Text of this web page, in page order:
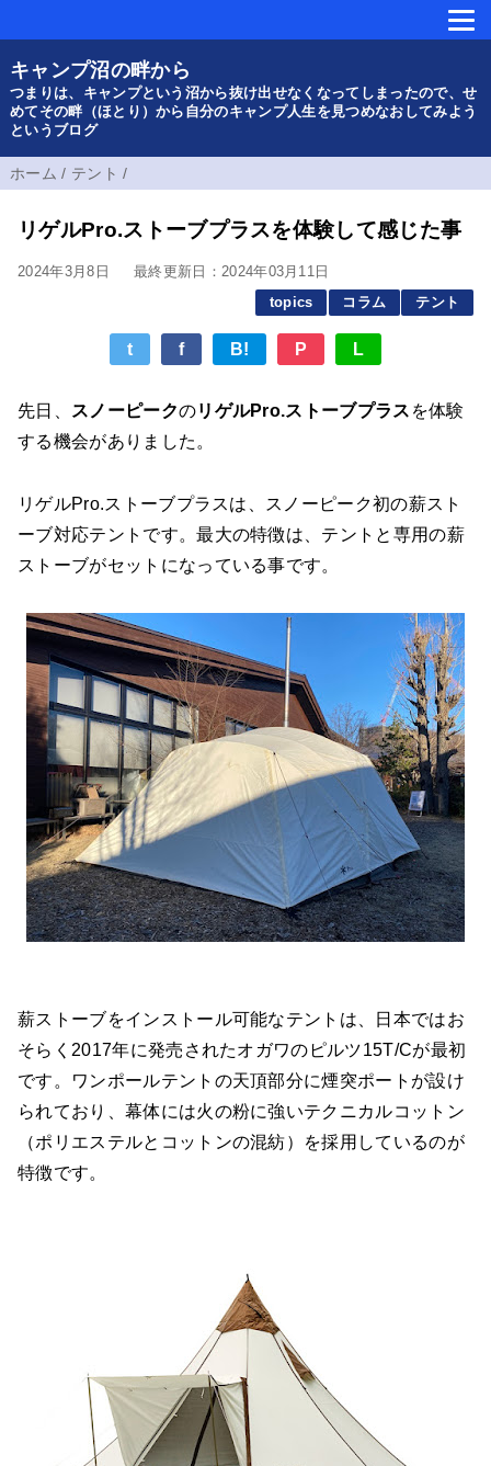
キャンプ沼の畔から
つまりは、キャンプという沼から抜け出せなくなってしまったので、せ
めてその畔（ほとり）から自分のキャンプ人生を見つめなおしてみよう
というブログ
ホーム / テント /
リゲルPro.ストーブプラスを体験して感じた事
2024年3月8日
最終更新日：2024年03月11日
topics
コラム テント
t f B! P L
先日、 スノーピークのリゲルPro.ストーブプラス を体験
する機会がありました。
リゲルPro.ストーブプラスは、スノーピーク初の薪スト
ーブ対応テントです。最大の特徴は、テントと専用の薪
ストーブがセットになっている事です。
薪ストーブをインストール可能なテントは、日本ではお
そらく2017年に発売されたオガワのピルツ15T/Cが最初
です。ワンポールテントの天頂部分に煙突ポートが設け
られており、幕体には火の粉に強いテクニカルコットン
（ポリエステルとコットンの混紡）を採用しているのが
特徴です。